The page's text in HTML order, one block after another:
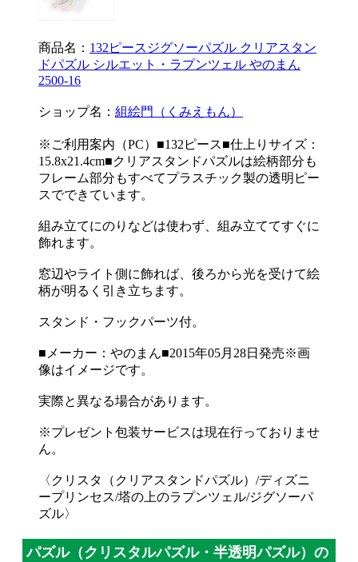
商品名： 132ピースジグソーパズル クリアスタン
ドパズル シルエット・ラプンツェル やのまん
2500-16
ショップ名： 組絵門（くみえもん）
※ご利用案内（PC）■132ピース■仕上りサイズ：
15.8x21.4cm■クリアスタンドパズルは絵柄部分も
フレーム部分もすべてプラスチック製の透明ピー
スでできています。
組み立てにのりなどは使わず、組み立ててすぐに
飾れます。
窓辺やライト側に飾れば、後ろから光を受けて絵
柄が明るく引き立ちます。
スタンド・フックパーツ付。
■メーカー：やのまん■2015年05月28日発売※画
像はイメージです。
実際と異なる場合があります。
※プレゼント包装サービスは現在行っておりませ
ん。
〈クリスタ（クリアスタンドパズル）/ディズニ
ープリンセス/塔の上のラプンツェル/ジグソーパ
ズル〉
パズル（クリスタルパズル・半透明パズル）の